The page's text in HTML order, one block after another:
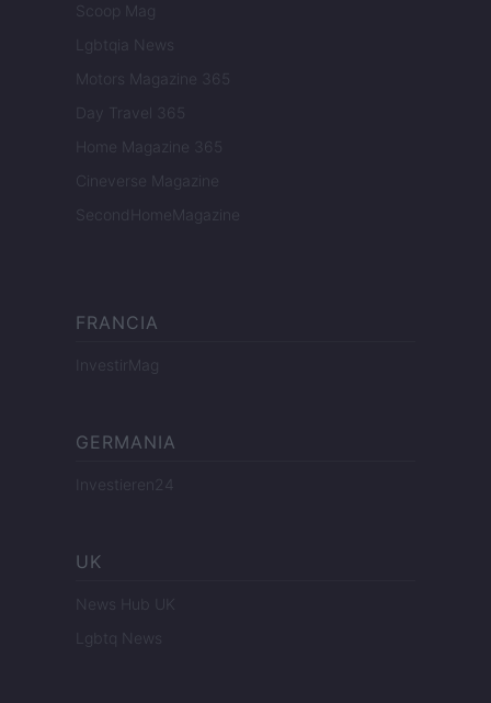
Scoop Mag
Lgbtqia News
Motors Magazine 365
Day Travel 365
Home Magazine 365
Cineverse Magazine
SecondHomeMagazine
FRANCIA
InvestirMag
GERMANIA
Investieren24
UK
News Hub UK
Lgbtq News